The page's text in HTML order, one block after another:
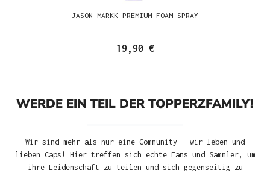
JASON MARKK PREMIUM FOAM SPRAY
19,90 €
WERDE EIN TEIL DER TOPPERZFAMILY!
Wir sind mehr als nur eine Community – wir leben und
lieben Caps! Hier treffen sich echte Fans und Sammler, um
ihre Leidenschaft zu teilen und sich gegenseitig zu